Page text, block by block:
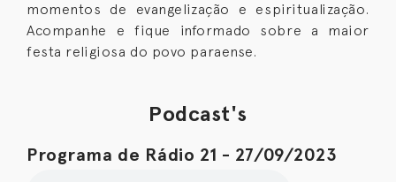
momentos de evangelização e espiritualização.
Acompanhe e fique informado sobre a maior
festa religiosa do povo paraense.
Podcast's
Programa de Rádio 21 - 27/09/2023